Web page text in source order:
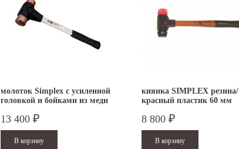
молоток Simplex с усиленной
головкой и бойками из меди
13 400 ₽
киянка SIMPLEX резина/
красный пластик 60 мм
8 800 ₽